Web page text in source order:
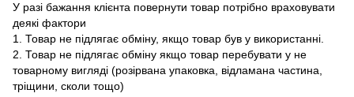
У разі бажання клієнта повернути товар потрібно враховувати
деякі фактори
1. Товар не підлягає обміну, якщо товар був у використанні.
2. Товар не підлягає обміну якщо товар перебувати у не
товарному вигляді (розірвана упаковка, відламана частина,
тріщини, сколи тощо)